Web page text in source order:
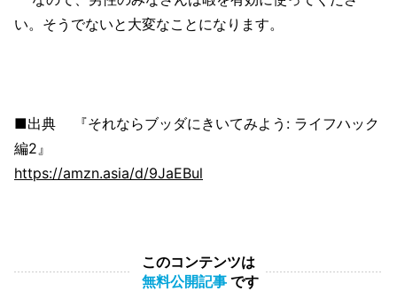
い。そうでないと大変なことになります。
■出典 『それならブッダにきいてみよう: ライフハック
編2』
https://amzn.asia/d/9JaEBul
このコンテンツは
無料公開記事 です